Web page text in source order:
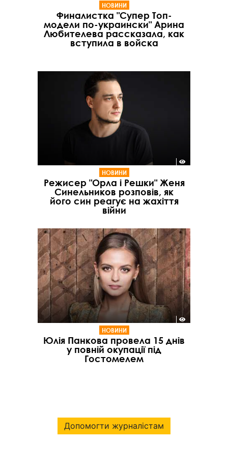
НОВИНИ
Финалистка "Супер Топ-
модели по-украински" Арина
Любителева рассказала, как
вступила в войска
НОВИНИ
Режисер "Орла і Решки" Женя
Синельников розповів, як
його син реагує на жахіття
війни
НОВИНИ
Юлія Панкова провела 15 днів
у повній окупації під
Гостомелем
Допомогти журналістам